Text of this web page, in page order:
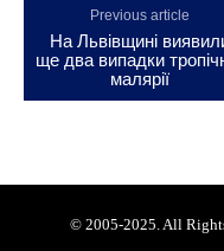
Previous article
На Львівщині
ще два випадки
малярії
© 2005-2025. All